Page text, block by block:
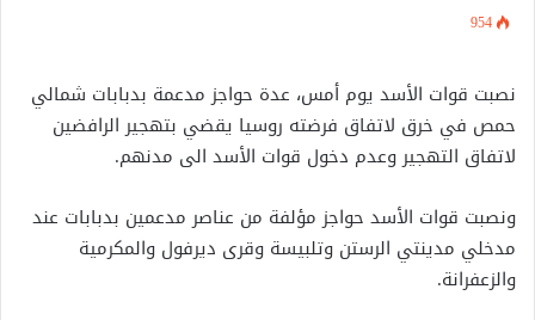
954
نصبت قوات الأسد يوم أمس، عدة حواجز مدعمة بدبابات شمالي
حمص في خرق لاتفاق فرضته روسيا يقضي بتهجير الرافضين
لاتفاق التهجير وعدم دخول قوات الأسد الى مدنهم.
ونصبت قوات الأسد حواجز مؤلفة من عناصر مدعمين بدبابات عند
مدخلي مدينتي الرستن وتلبيسة وقرى ديرفول والمكرمية
والزعفرانة.